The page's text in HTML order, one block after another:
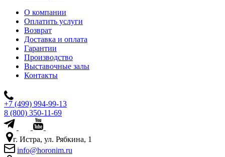
О компании
Оплатить услуги
Возврат
Доставка и оплата
Гарантии
Производство
Выставочные залы
Контакты
+7 (499) 994-99-13
8 (800) 350-11-69
г. Истра, ул. Рябкина, 1
info@horonim.ru